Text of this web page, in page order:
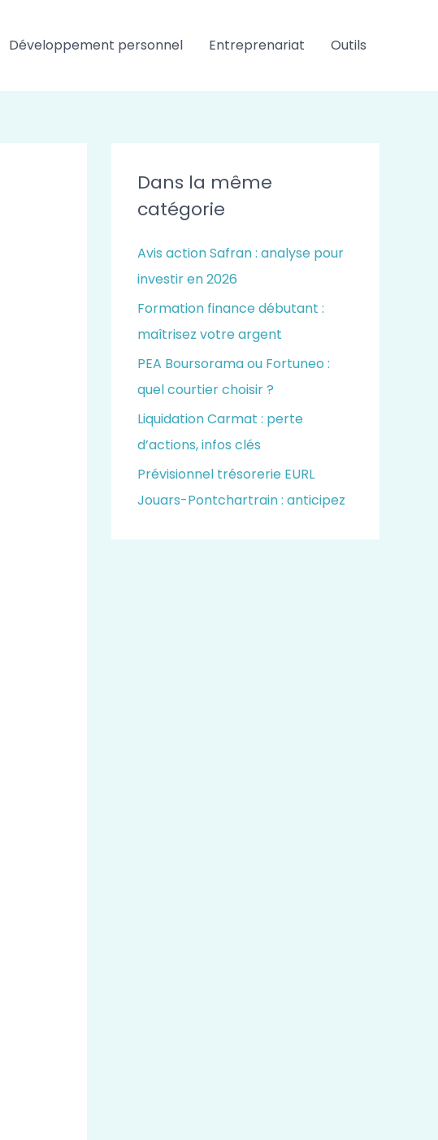
Développement personnel Entreprenariat Outils
Dans la même
catégorie
Avis action Safran : analyse pour
investir en 2026
Formation finance débutant :
maîtrisez votre argent
PEA Boursorama ou Fortuneo :
quel courtier choisir ?
Liquidation Carmat : perte
d’actions, infos clés
Prévisionnel trésorerie EURL
Jouars-Pontchartrain : anticipez